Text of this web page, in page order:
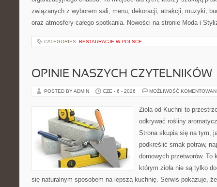
związanych z wyborem sali, menu, dekoracji, atrakcji, muzyki,
oraz atmosfery całego spotkania. Nowości na stronie Moda i
CATEGORIES: RESTAURACJE W POLSCE
OPINIE NASZYCH CZYTELNIKÓW
POSTED BY ADMIN CZE - 6 - 2026 MOŻLIWOŚĆ
Zioła od Kuchni to
odkrywać rośliny
Strona skupia się na tym,
podkreślić smak potraw,
domowych przetworów. To
którym zioła nie są tylko
się naturalnym sposobem na lepszą kuchnię. Serwis pokazuje,